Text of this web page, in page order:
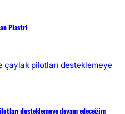
Piastri
desteklemeye devam edeceğim